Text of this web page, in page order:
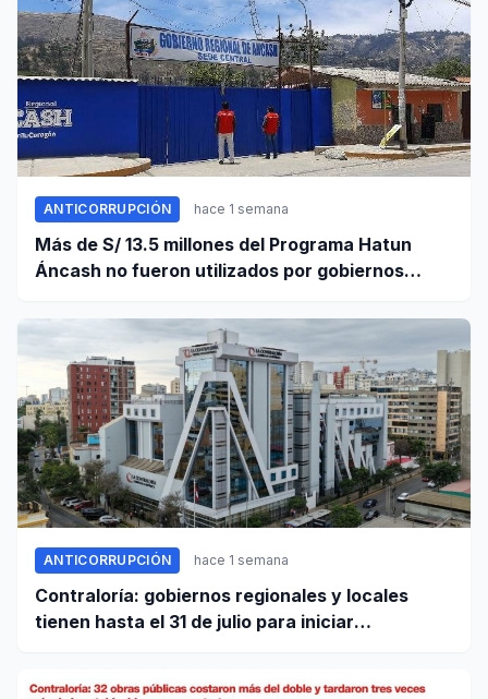
ANTICORRUPCIÓN hace 1 semana
Más de S/ 13.5 millones del Programa Hatun
Áncash no fueron utilizados por gobiernos
ANTICORRUPCIÓN hace 1 semana
Contraloría: gobiernos regionales y locales
tienen hasta el 31 de julio para iniciar